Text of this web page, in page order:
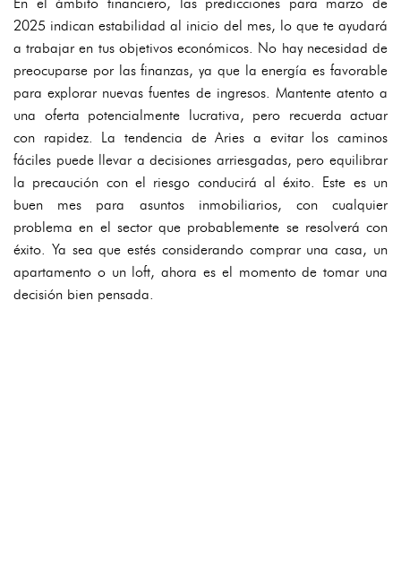
2025 indican estabilidad al inicio del mes, lo que te ayudará
a trabajar en tus objetivos económicos. No hay necesidad de
preocuparse por las finanzas, ya que la energía es favorable
para explorar nuevas fuentes de ingresos. Mantente atento a
una oferta potencialmente lucrativa, pero recuerda actuar
con rapidez. La tendencia de Aries a evitar los caminos
fáciles puede llevar a decisiones arriesgadas, pero equilibrar
la precaución con el riesgo conducirá al éxito. Este es un
buen mes para asuntos inmobiliarios, con cualquier
problema en el sector que probablemente se resolverá con
éxito. Ya sea que estés considerando comprar una casa, un
apartamento o un loft, ahora es el momento de tomar una
decisión bien pensada.